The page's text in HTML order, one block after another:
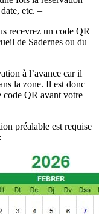
etc. –
recevrez un code QR
de Sadernes ou du
à l’avance car il
la zone. Il est donc
code QR avant votre
préalable est requise